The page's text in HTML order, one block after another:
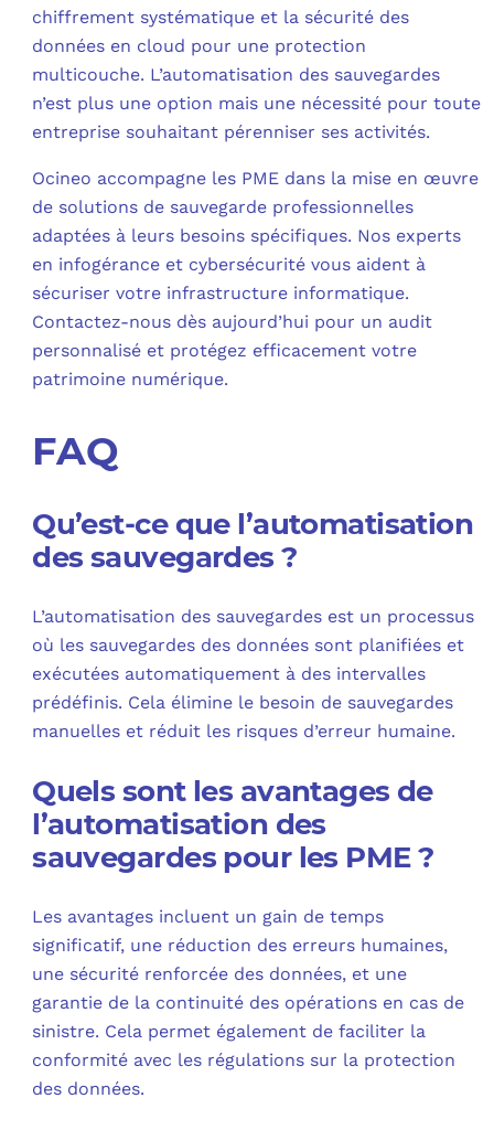
chiffrement systématique et la sécurité des
données en cloud pour une protection
multicouche. L’automatisation des sauvegardes
n’est plus une option mais une nécessité pour toute
entreprise souhaitant pérenniser ses activités.
Ocineo accompagne les PME dans la mise en œuvre
de solutions de sauvegarde professionnelles
adaptées à leurs besoins spécifiques. Nos experts
en infogérance et cybersécurité vous aident à
sécuriser votre infrastructure informatique.
Contactez-nous dès aujourd’hui pour un audit
personnalisé et protégez efficacement votre
patrimoine numérique.
FAQ
Qu’est-ce que l’automatisation
des sauvegardes ?
L’automatisation des sauvegardes est un processus
où les sauvegardes des données sont planifiées et
exécutées automatiquement à des intervalles
prédéfinis. Cela élimine le besoin de sauvegardes
manuelles et réduit les risques d’erreur humaine.
Quels sont les avantages de
l’automatisation des
sauvegardes pour les PME ?
Les avantages incluent un gain de temps
significatif, une réduction des erreurs humaines,
une sécurité renforcée des données, et une
garantie de la continuité des opérations en cas de
sinistre. Cela permet également de faciliter la
conformité avec les régulations sur la protection
des données.